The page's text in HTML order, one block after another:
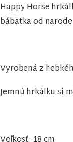
Happy Horse
bábätka od
Vyrobená z
Jemnú hrkálku si